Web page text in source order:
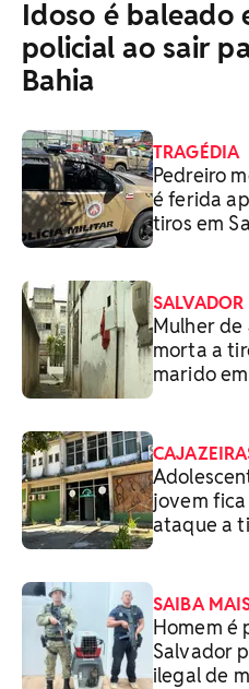
Idoso é baleado
policial ao sair
Bahia
TRAGÉDIA
Pedreiro
é ferida
tiros em
SALVADOR
Mulher de
morta a
marido
jovem
ataque a
SAIBA
Homem é
Salvador
ilegal de